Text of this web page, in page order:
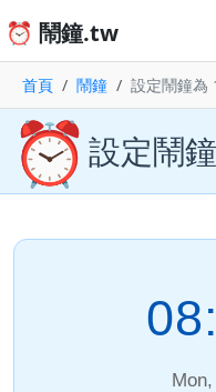
⏰ 鬧鐘.tw
首頁 鬧鐘 設定鬧鐘為
⏰ 設定鬧